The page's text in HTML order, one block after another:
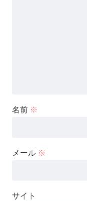
名前 ※
メール ※
サイト